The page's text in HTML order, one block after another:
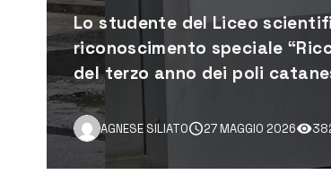
Lo studente del Liceo
riconoscimento speciale
del terzo anno dei poli
AGNESE SILIATO 27 MAGGIO 2026